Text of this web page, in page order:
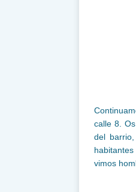
calle 8.
del
vimos